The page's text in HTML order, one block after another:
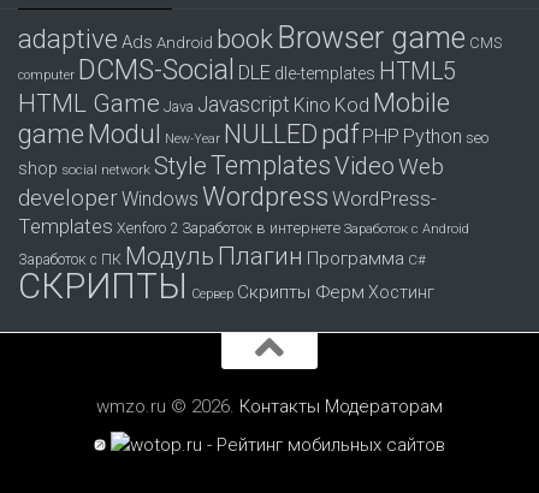
adaptive Ads Android book Browser game CMS
computer DCMS-Social DLE dle-templates HTML5
HTML Game Java Javascript Kino Kod Mobile
gameModul New-Year NULLED pdf PHP Python seo
shop social network StyleTemplatesVideoWeb
developerWindows Wordpress WordPress-
Templates Xenforo 2 Заработок в интернете Заработок с Android
Заработок с ПК Модуль Плагин Программа С#
СКРИПТЫ Сервер Скрипты Ферм Хостинг
wmzo.ru © 2026. Контакты Модераторам